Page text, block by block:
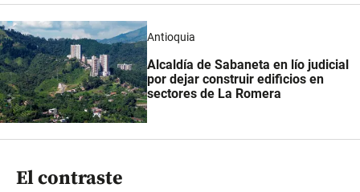
Antioquia
Alcaldía de Sabaneta en lío judicial
por dejar construir edificios en
sectores de La Romera
El contraste